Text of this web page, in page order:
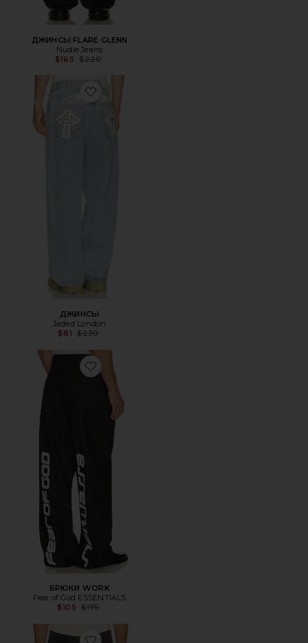
ДЖИНСЫ FLARE GLENN
Nudie Jeans
$165 Previous price:
$220
Favorite ДЖИНСЫ
ДЖИНСЫ
Jaded London
$81 Previous price:
$230
Favorite БРЮКИ WORK
БРЮКИ WORK
Fear of God ESSENTIALS
$105 Previous price:
$175